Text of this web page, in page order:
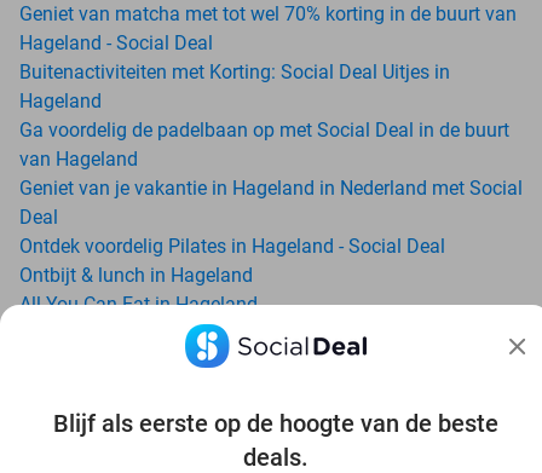
Blijf als eerste op de hoogte van de beste
deals.
Geniet van matcha met tot wel 70% korting in de buurt van
Hageland - Social Deal
Buitenactiviteiten met Korting: Social Deal Uitjes in
Hageland
Ga voordelig de padelbaan op met Social Deal in de buurt
van Hageland
Geniet van je vakantie in Hageland in Nederland met Social
Deal
Ontdek voordelig Pilates in Hageland - Social Deal
Ontbijt & lunch in Hageland
All-You-Can-Eat in Hageland
Avondje uit in regio Hageland? Ontdek 6x inspiratie voor
een onvergetelijke avond
voor de ideale dates
Dagje uit naar Pairi Daiza vanaf Hageland: verwonder je in